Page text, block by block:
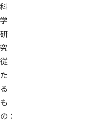
科
学
研
究
従
た
る
も
の：